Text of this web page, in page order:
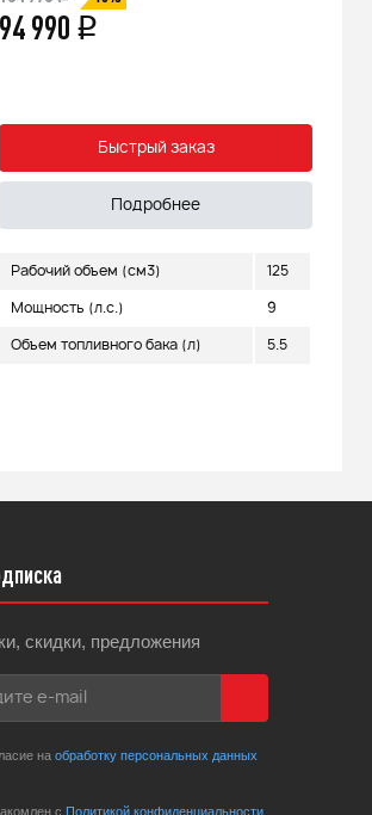
94 990 q
Быстрый заказ
Подробнее
Рабочий объем (см3) 125
Мощность (л.с.) 9
Объем топливного бака (л) 5.5
скидки, предложения
на обработку персональных данных
с Политикой конфиденциальности